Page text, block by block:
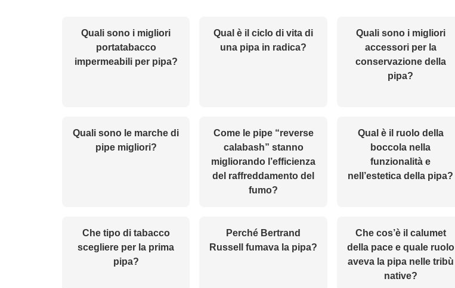
Quali sono i migliori
portatabacco
impermeabili per pipa?
Qual è il ciclo di vita di
una pipa in radica?
Quali sono i migliori
accessori per la
conservazione della
pipa?
Quali sono le marche di
pipe migliori?
Come le pipe “reverse
calabash” stanno
migliorando l’efficienza
del raffreddamento del
fumo?
Qual è il ruolo della
boccola nella
funzionalità e
nell’estetica della pipa?
Che tipo di tabacco
scegliere per la prima
pipa?
Perché Bertrand
Russell fumava la pipa?
Che cos’è il calumet
della pace e quale ruolo
aveva la pipa nelle tribù
native?